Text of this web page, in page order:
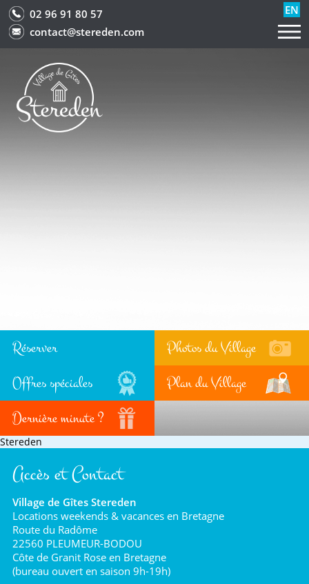
02 96 91 80 57
contact@stereden.com
EN
Réserver
Photos du Village
Offres spéciales
Plan du Village
Dernière minute ?
Stereden
Accès et Contact
Village de Gîtes Stereden
Locations weekends & vacances en Bretagne
Route du Radôme
22560 PLEUMEUR-BODOU
Côte de Granit Rose en Bretagne
(bureau ouvert en saison 9h-19h)